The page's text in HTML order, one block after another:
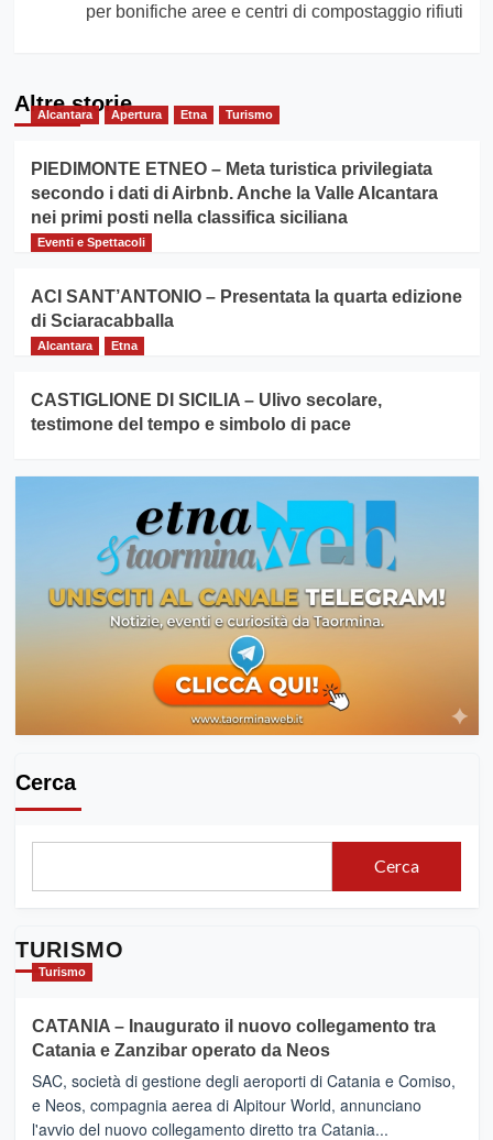
per bonifiche aree e centri di compostaggio rifiuti
Altre storie
Alcantara Apertura Etna Turismo
PIEDIMONTE ETNEO – Meta turistica privilegiata
secondo i dati di Airbnb. Anche la Valle Alcantara
nei primi posti nella classifica siciliana
Eventi e Spettacoli
ACI SANT’ANTONIO – Presentata la quarta edizione
di Sciaracabballa
Alcantara Etna
CASTIGLIONE DI SICILIA – Ulivo secolare,
testimone del tempo e simbolo di pace
Cerca
Cerca
TURISMO
Turismo
CATANIA – Inaugurato il nuovo collegamento tra
Catania e Zanzibar operato da Neos
SAC, società di gestione degli aeroporti di Catania e Comiso,
e Neos, compagnia aerea di Alpitour World, annunciano
l'avvio del nuovo collegamento diretto tra Catania...